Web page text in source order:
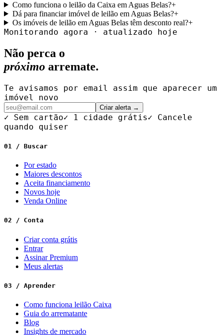
Como funciona o leilão da Caixa em Aguas Belas?+
Dá para financiar imóvel de leilão em Aguas Belas?+
Os imóveis de leilão em Aguas Belas têm desconto real?+
Monitorando agora · atualizado hoje
Não perca o
próximo arremate.
Te avisamos por email assim que aparecer um
imóvel novo
Criar alerta →
✓ Sem cartão✓ 1 cidade grátis✓ Cancele
quando quiser
01 / Buscar
Por estado
Maiores descontos
Aceita financiamento
Novos hoje
Venda Online
02 / Conta
Criar conta grátis
Entrar
Assinar Premium
Meus alertas
03 / Aprender
Como funciona leilão Caixa
Guia do arrematante
Blog
Insights de mercado